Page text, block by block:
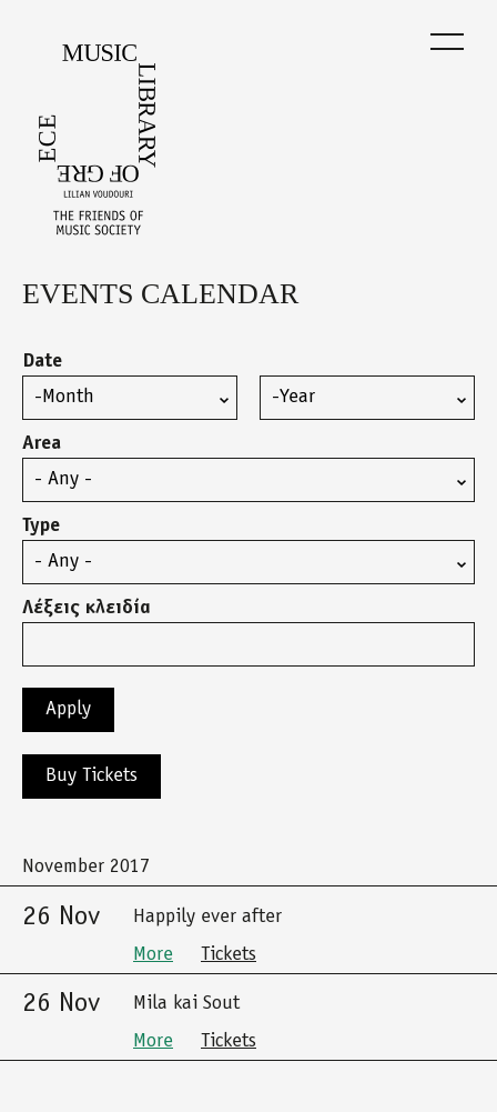
Back
EVENTS CALENDAR
Date
Month
Year
Area
Type
Λέξεις κλειδία
Buy Tickets
November 2017
26 Nov
Happily ever after
More
Tickets
26 Nov
Mila kai Sout
More
Tickets